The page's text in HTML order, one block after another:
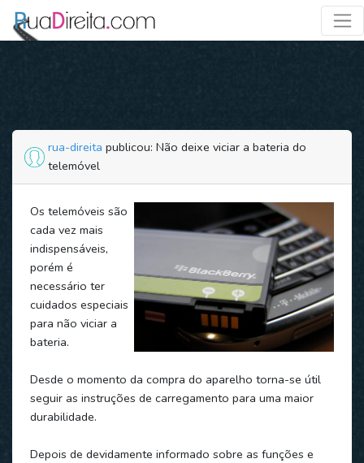
rua-direita publicou: Não deixe viciar a bateria do
telemóvel
Os telemóveis são
cada vez mais
indispensáveis,
porém é
necessário ter
cuidados especiais
para não viciar a
bateria.
Desde o momento da compra do aparelho torna-se útil
seguir as instruções de carregamento para uma maior
durabilidade.
Depois de devidamente informado sobre as funções e